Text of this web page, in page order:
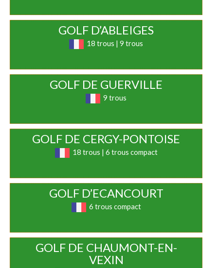
GOLF D’ABLEIGES
18 trous | 9 trous
GOLF DE GUERVILLE
9 trous
GOLF DE CERGY-PONTOISE
18 trous | 6 trous compact
GOLF D’ECANCOURT
6 trous compact
GOLF DE CHAUMONT-EN-
VEXIN